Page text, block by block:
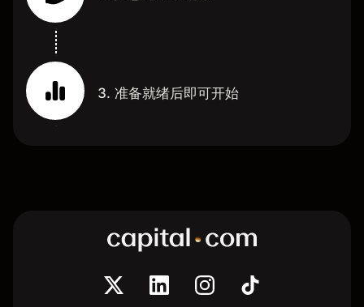
3. 准备就绪后即可开始